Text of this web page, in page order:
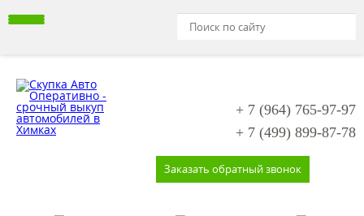
+ 7 (964) 765-97-97
+ 7 (499) 899-87-78
Заказать обратный звонок